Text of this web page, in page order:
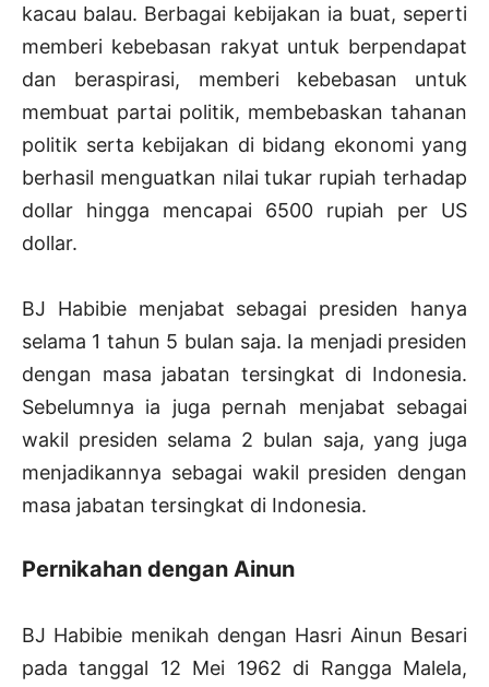
kacau balau. Berbagai kebijakan ia buat, seperti
memberi kebebasan rakyat untuk berpendapat
dan beraspirasi, memberi kebebasan untuk
membuat partai politik, membebaskan tahanan
politik serta kebijakan di bidang ekonomi yang
berhasil menguatkan nilai tukar rupiah terhadap
dollar hingga mencapai 6500 rupiah per US
dollar.
BJ Habibie menjabat sebagai presiden hanya
selama 1 tahun 5 bulan saja. Ia menjadi presiden
dengan masa jabatan tersingkat di Indonesia.
Sebelumnya ia juga pernah menjabat sebagai
wakil presiden selama 2 bulan saja, yang juga
menjadikannya sebagai wakil presiden dengan
masa jabatan tersingkat di Indonesia.
Pernikahan dengan Ainun
BJ Habibie menikah dengan Hasri Ainun Besari
pada tanggal 12 Mei 1962 di Rangga Malela,